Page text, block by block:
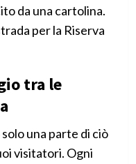
da una cartolina.
per la Riserva
tra le
una parte di ciò
visitatori. Ogni